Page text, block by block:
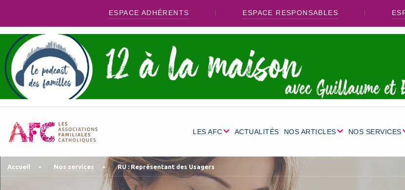
ESPACE ADHÉRENTS ESPACE RESPONSABLES
LES AFC ACTUALITÉS NOS ARTICLES NOS SERVICES
Accueil Nos services RU : Représentant des Usagers